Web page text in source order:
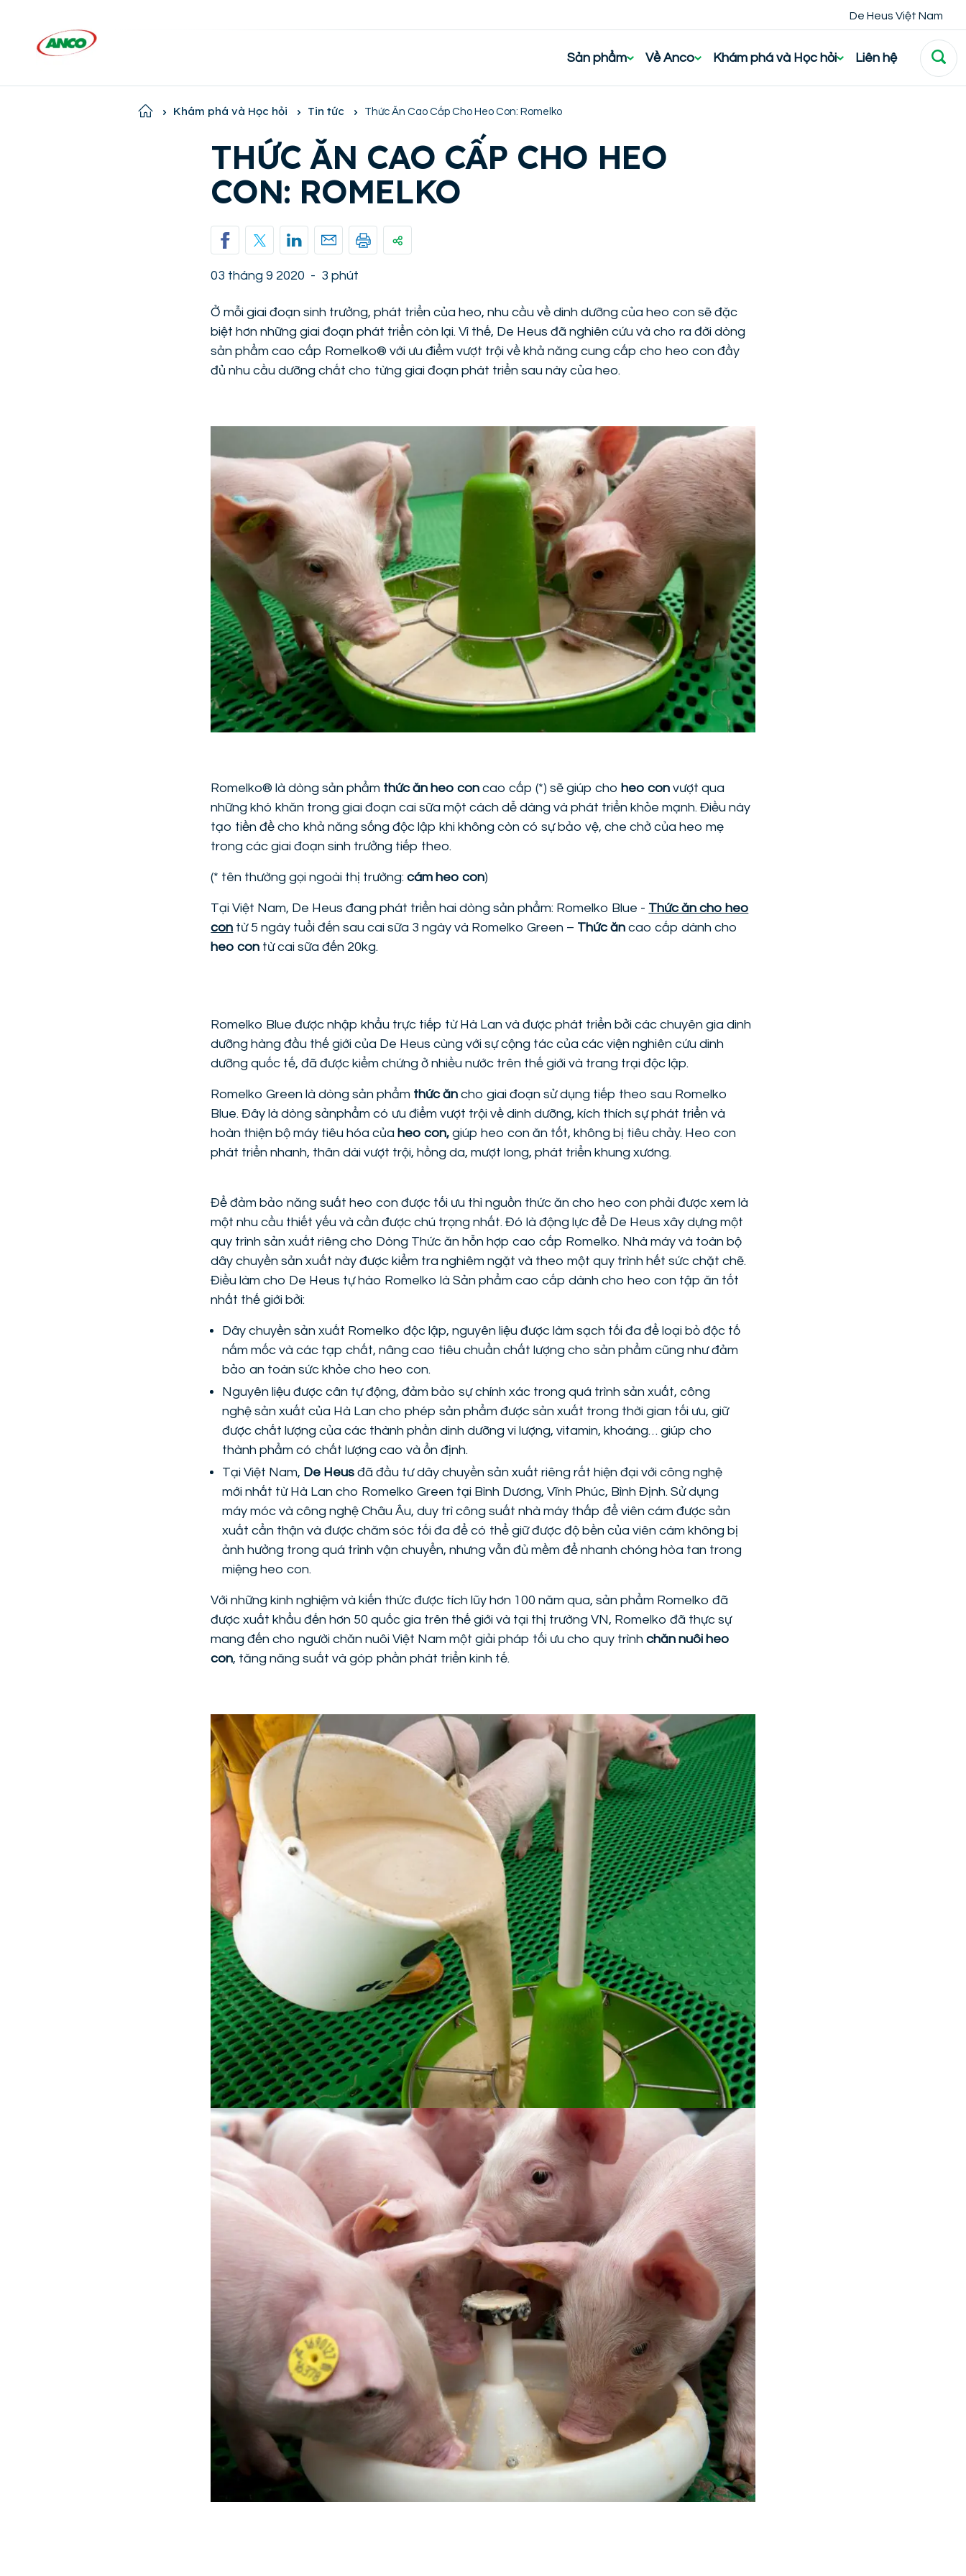
De Heus Việt Nam
Sản phẩm Về Anco Khám phá và Học hỏi Liên hệ
Home Khám phá và Học hỏi Tin tức Thức Ăn Cao Cấp Cho Heo Con: Romelko
THỨC ĂN CAO CẤP CHO HEO
CON: ROMELKO
03 tháng 9 2020 - 3 phút
Ở mỗi giai đoạn sinh trưởng, phát triển của heo, nhu cầu về dinh dưỡng của heo con sẽ đặc
biệt hơn những giai đoạn phát triển còn lại. Vì thế, De Heus đã nghiên cứu và cho ra đời dòng
sản phẩm cao cấp Romelko® với ưu điểm vượt trội về khả năng cung cấp cho heo con đầy
đủ nhu cầu dưỡng chất cho từng giai đoạn phát triển sau này của heo.
Romelko® là dòng sản phẩm thức ăn heo con cao cấp (*) sẽ giúp cho heo con vượt qua
những khó khăn trong giai đoạn cai sữa một cách dễ dàng và phát triển khỏe mạnh. Điều này
tạo tiền đề cho khả năng sống độc lập khi không còn có sự bảo vệ, che chở của heo mẹ
trong các giai đoạn sinh trưởng tiếp theo.
(* tên thường gọi ngoài thị trường:cám heo con)
Tại Việt Nam, De Heus đang phát triển hai dòng sản phẩm: Romelko Blue - Thức ăn cho heo
con từ 5 ngày tuổi đến sau cai sữa 3 ngày và Romelko Green – Thức ăn cao cấp dành cho
heo con từ cai sữa đến 20kg.
Romelko Blue được nhập khẩu trực tiếp từ Hà Lan và được phát triển bởi các chuyên gia dinh
dưỡng hàng đầu thế giới của De Heus cùng với sự cộng tác của các viện nghiên cứu dinh
dưỡng quốc tế, đã được kiểm chứng ở nhiều nước trên thế giới và trang trại độc lập.
Romelko Green là dòng sản phẩm thức ăn cho giai đoạn sử dụng tiếp theo sau Romelko
Blue. Đây là dòng sảnphẩm có ưu điểm vượt trội về dinh dưỡng, kích thích sự phát triển và
hoàn thiện bộ máy tiêu hóa của heo con, giúp heo con ăn tốt, không bị tiêu chảy. Heo con
phát triển nhanh, thân dài vượt trội, hồng da, mượt long, phát triển khung xương.
Để đảm bảo năng suất heo con được tối ưu thì nguồn thức ăn cho heo con phải được xem là
một nhu cầu thiết yếu và cần được chú trọng nhất. Đó là động lực để De Heus xây dựng một
quy trình sản xuất riêng cho Dòng Thức ăn hỗn hợp cao cấp Romelko. Nhà máy và toàn bộ
dây chuyền sản xuất này được kiểm tra nghiêm ngặt và theo một quy trình hết sức chặt chẽ.
Điều làm cho De Heus tự hào Romelko là Sản phẩm cao cấp dành cho heo con tập ăn tốt
nhất thế giới bởi:
Dây chuyền sản xuất Romelko độc lập, nguyên liệu được làm sạch tối đa để loại bỏ độc tố
nấm mốc và các tạp chất, nâng cao tiêu chuẩn chất lượng cho sản phẩm cũng như đảm
bảo an toàn sức khỏe cho heo con.
Nguyên liệu được cân tự động, đảm bảo sự chính xác trong quá trình sản xuất, công
nghệ sản xuất của Hà Lan cho phép sản phẩm được sản xuất trong thời gian tối ưu, giữ
được chất lượng của các thành phần dinh dưỡng vi lượng, vitamin, khoáng… giúp cho
thành phẩm có chất lượng cao và ổn định.
Tại Việt Nam, De Heus đã đầu tư dây chuyền sản xuất riêng rất hiện đại với công nghệ
mới nhất từ Hà Lan cho Romelko Green tại Bình Dương, Vĩnh Phúc, Bình Định. Sử dụng
máy móc và công nghệ Châu Âu, duy trì công suất nhà máy thấp để viên cám được sản
xuất cẩn thận và được chăm sóc tối đa để có thể giữ được độ bền của viên cám không bị
ảnh hưởng trong quá trình vận chuyển, nhưng vẫn đủ mềm để nhanh chóng hòa tan trong
miệng heo con.
Với những kinh nghiệm và kiến thức được tích lũy hơn 100 năm qua, sản phẩm Romelko đã
được xuất khẩu đến hơn 50 quốc gia trên thế giới và tại thị trường VN, Romelko đã thực sự
mang đến cho người chăn nuôi Việt Nam một giải pháp tối ưu cho quy trìnhchăn nuôi heo
con, tăng năng suất và góp phần phát triển kinh tế.